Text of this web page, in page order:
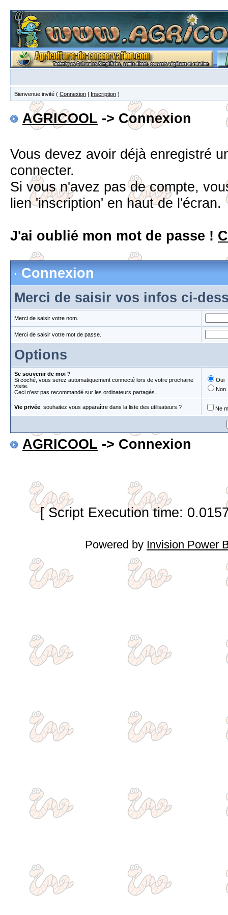
Bienvenue invité ( Connexion | Inscription )
AGRICOOL -> Connexion
Vous devez avoir déjà enregistré
connecter.
Si vous n'avez pas de compte,
lien 'inscription' en haut de l'écran.
J'ai oublié mon mot de passe !
Connexion
Merci de saisir vos infos ci-
Merci de saisir votre nom.
Merci de saisir votre mot de passe.
Options
Se souvenir de moi ?
Si coché, vous serez automatiquement connecté lors de votre prochaine
visite.
Ceci n'est pas recommandé sur les ordinateurs partagés.
Oui
Non
Vie privée , souhaitez vous apparaître dans la liste des utilisateurs ? Ne
AGRICOOL -> Connexion
[ Script Execution time:
Powered by Invision Power